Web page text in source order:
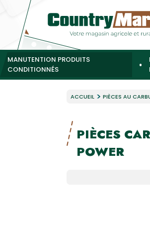
MANUTENTION PRODUITS
CONDITIONNÉS
ACCUEIL PIÈCES AU
PIÈCES
POWER